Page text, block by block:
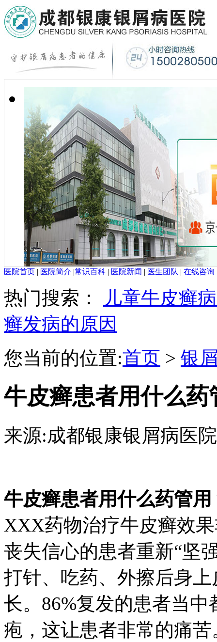
医院首页 | 医院简介 |常识百科 | 医院新闻 | 医生团队 | 在线咨询
热门搜索：
儿童牛皮癣
癣发病的原因
您当前的位置:首页 > 银
牛皮癣患者用什么药
来源:成都银康银屑病医
牛皮癣患者用什么药管用
XXX药物治疗牛皮癣效
丧失信心的患者重新“坚
打针、吃药、外擦后身
长。86%复发的患者当
疱，这让患者非常的痛苦